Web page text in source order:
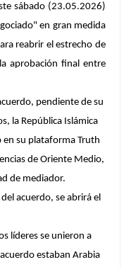
sábado (23.05.2026)
en gran medida
reabrir el estrecho de
aprobación final entre
pendiente de su
la República Islámica
en su plataforma Truth
de Oriente Medio,
de mediador.
acuerdo, se abrirá el
líderes se unieron a
estaban Arabia